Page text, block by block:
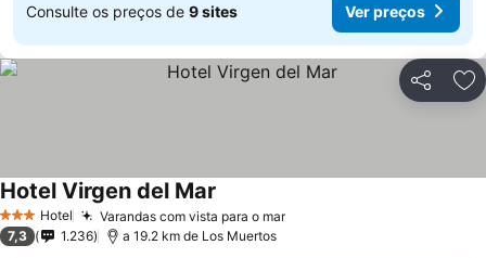
Consulte os preços de 9 sites Ver preços
Partilhar
3 EstrelasHotel Varandas com vista para o mar
Hotel Virgen del Mar
7,3 1.236 a 19.2 km de Los Muertos